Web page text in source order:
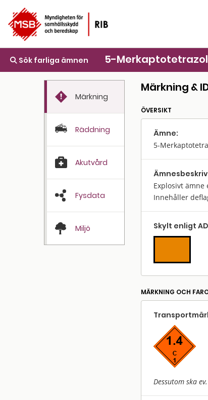
Sök farliga ämnen 5-
Märkning
Räddning
Akutvård
Fysdata
Miljö
Märkning &
ÖVERSIKT
Ämne:
5-
Explosivt
Innehåller
Skylt enligt
MÄRKNING OCH
Dessutom ska